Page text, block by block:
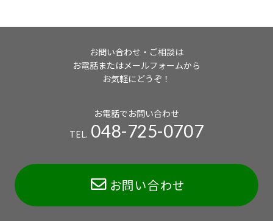
お問い合わせ・ご相談は
お電話またはメールフォームから
お気軽にどうぞ！
お電話でお問い合わせ
TEL. 048-725-0707
お問い合わせ